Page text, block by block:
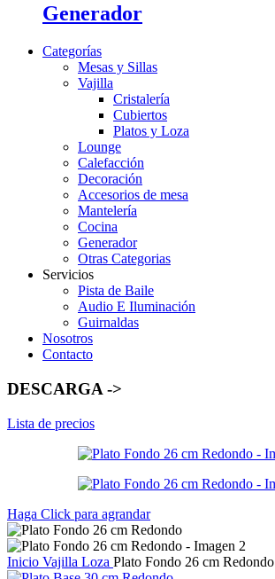
Generador
Categorías
Mesas y Sillas
Vajilla
Cristalería
Cubiertos
Platos y Loza
Lounge
Calefacción
Decoración
Accesorios de mesa
Mantelería
Cocina
Generador
Otras Categorias
Servicios
Pista de Baile
Audio E Iluminación
Guirnaldas
Nosotros
Contacto
DESCARGA ->
Lista de precios
Haga Click para agrandar
Inicio Vajilla Loza Plato Fondo 26 cm Redondo